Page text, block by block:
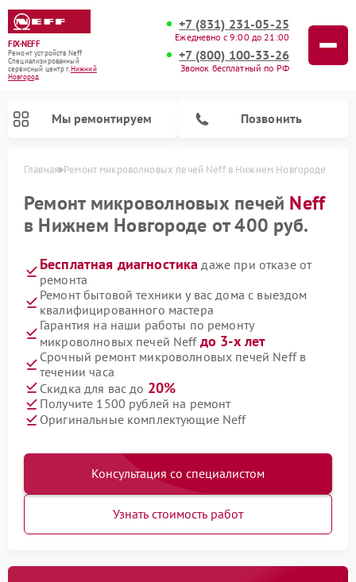
FIX-NEFF
Ремонт устройств Neff
Специализированный
cервисный центр г.Нижний
Новгород
+7 (831) 231-05-25
Ежедневно с 9:00 до 21:00
+7 (800) 100-33-26
Звонок бесплатный по РФ
Мы ремонтируем Позвонить
Главная Ремонт микроволновых печей Neff в Нижнем Новгороде
Ремонт микроволновых печей Neff
в Нижнем Новгороде от 400 руб.
Бесплатная диагностика даже при отказе от
ремонта
Ремонт бытовой техники у вас дома с выездом
квалифицированного мастера
Гарантия на наши работы по ремонту
микроволновых печей Neff до 3-х лет
Срочный ремонт микроволновых печей Neff в
течении часа
Скидка для вас до 20%
Получите 1500 рублей на ремонт
Оригинальные комплектующие Neff
Консультация со специалистом
Узнать стоимость работ